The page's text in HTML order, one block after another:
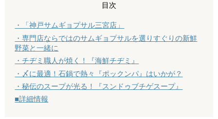
目次
・「神戸サムギョプサル三宮店」
・専門店ならではのサムギョプサルを選りすぐりの新鮮
野菜と一緒に
・チヂミ職人が焼く！『海鮮チヂミ』
・〆に最適！石鍋で熱々『ポックンパ』はいかが？
・秘伝のスープが光る！『スンドゥブチゲスープ』
■詳細情報